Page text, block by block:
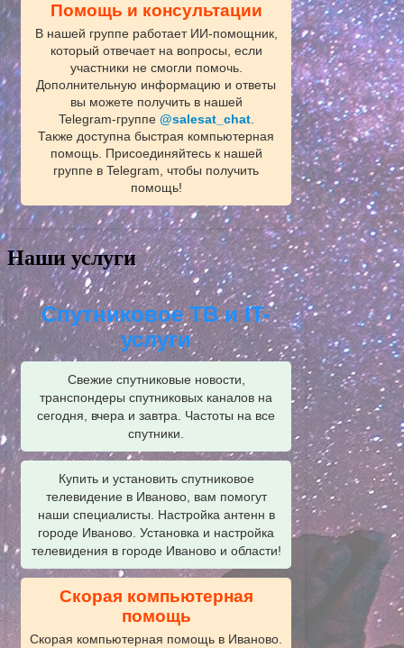
Помощь и консультации
В нашей группе работает ИИ‑помощник,
который отвечает на вопросы, если
участники не смогли помочь.
Дополнительную информацию и ответы
вы можете получить в нашей
Telegram‑группе @salesat_chat.
Также доступна быстрая компьютерная
помощь. Присоединяйтесь к нашей
группе в Telegram, чтобы получить
помощь!
Наши услуги
Спутниковое ТВ и IT-
услуги
Свежие спутниковые новости,
транспондеры спутниковых каналов на
сегодня, вчера и завтра. Частоты на все
спутники.
Купить и установить спутниковое
телевидение в Иваново, вам помогут
наши специалисты. Настройка антенн в
городе Иваново. Установка и настройка
телевидения в городе Иваново и области!
Скорая компьютерная
помощь
Скорая компьютерная помощь в Иваново.